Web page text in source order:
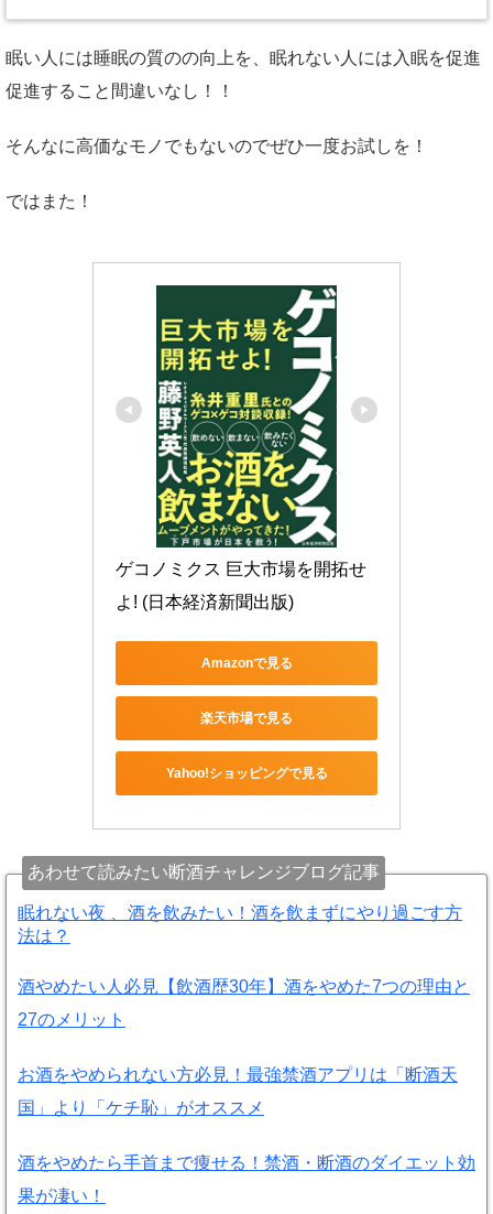
眠い人には睡眠の質のの向上を、眠れない人には入眠を促進
促進すること間違いなし！！
そんなに高価なモノでもないのでぜひ一度お試しを！
ではまた！
ゲコノミクス 巨大市場を開拓せ
よ! (日本経済新聞出版)
Amazonで見る
楽天市場で見る
Yahoo!ショッピングで見る
あわせて読みたい断酒チャレンジブログ記事
眠れない夜 、酒を飲みたい！酒を飲まずにやり過ごす方
法は？
酒やめたい人必見【飲酒歴30年】酒をやめた7つの理由と
27のメリット
お酒をやめられない方必見！最強禁酒アプリは「断酒天
国」より「ケチ恥」がオススメ
酒をやめたら手首まで痩せる！禁酒・断酒のダイエット効
果が凄い！